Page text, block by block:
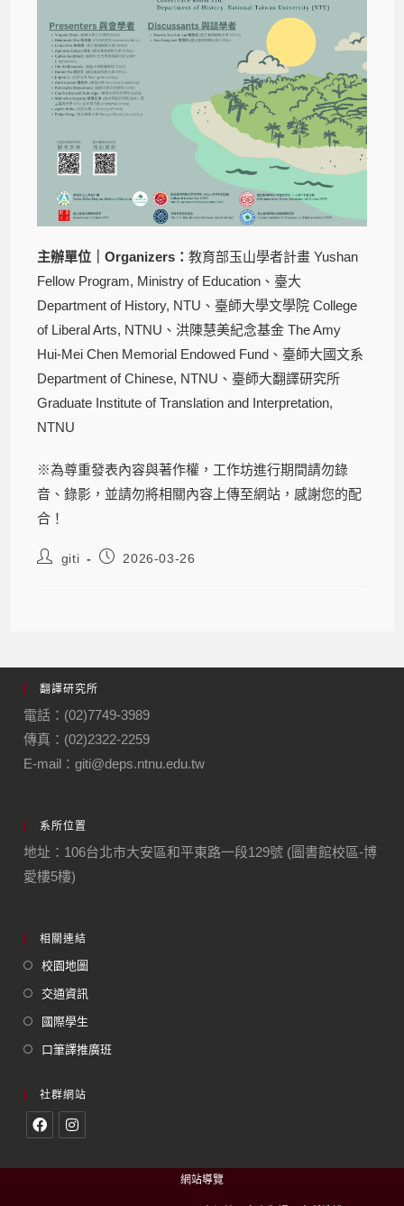
主辦單位 ｜Organizers ：教育部玉山學者計畫 Yushan
Fellow Program, Ministry of Education、臺大
Department of History, NTU、臺師大學文學院 College
of Liberal Arts, NTNU、洪陳慧美紀念基金 The Amy
Hui-Mei Chen Memorial Endowed Fund、臺師大國文系
Department of Chinese, NTNU、臺師大翻譯研究所
Graduate Institute of Translation and Interpretation,
NTNU
※為尊重發表內容與著作權，工作坊進行期間請勿錄
音、錄影，並請勿將相關內容上傳至網站，感謝您的配
合！
giti 2026-03-26
翻譯研究所
電話：(02)7749-3989
傳真：(02)2322-2259
E-mail：giti@deps.ntnu.edu.tw
系所位置
地址：106台北市大安區和平東路一段129號 (圖書館校區-博
愛樓5樓)
相關連結
校園地圖
交通資訊
國際學生
口筆譯推廣班
社群網站
網站導覽